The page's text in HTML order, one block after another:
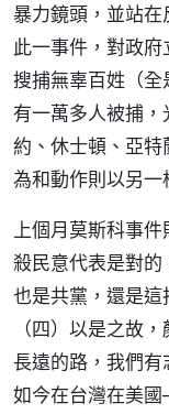
暴力鏡頭，並站
此一事件，對政
搜捕無辜百姓（
有一萬多人被捕
約、休士頓、亞
為和動作則以另一
上個月莫斯科事件
殺民意代表是對
也是共黨，還是這
（四）以是之故
長遠的路，我們有
如今在台灣在美